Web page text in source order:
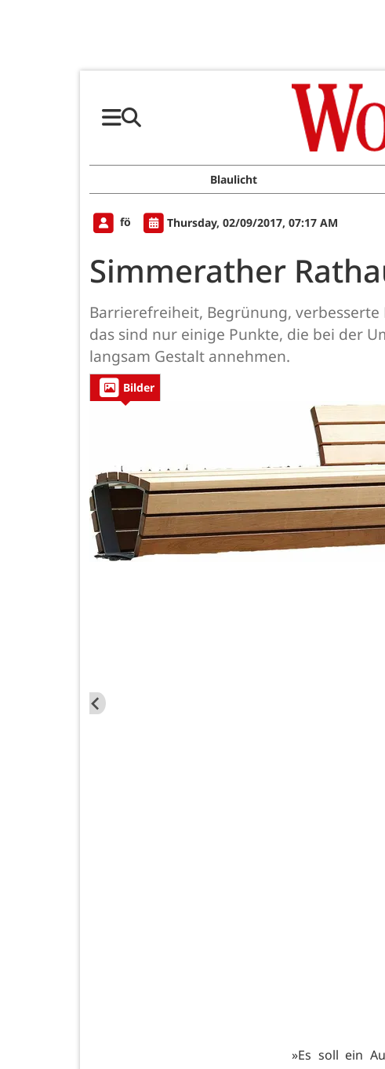
Blaulicht
fö Thursday, 02/09/2017, 07:17 AM
Simmerather
Barrierefreiheit, Begrünung,
das sind nur einige Punkte, die bei der
langsam Gestalt annehmen.
Bilder
»Es soll ein